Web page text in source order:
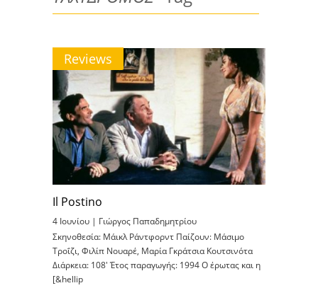
Reviews
Il Postino
4 Ιουνίου | Γιώργος Παπαδημητρίου
Σκηνοθεσία: Μάικλ Ράντφορντ Παίζουν: Μάσιμο
Τροΐζι, Φιλίπ Νουαρέ, Μαρία Γκράτσια Κουτσινότα
Διάρκεια: 108′ Έτος παραγωγής: 1994 Ο έρωτας και η
[&hellip